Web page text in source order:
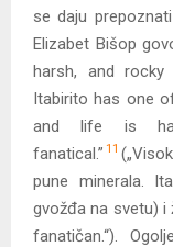
se daju
Elizabet Bišop
harsh, and
Itabirito has one
and life is
fanatical.” 11
pune minerala.
gvožđa na svetu) i
fanatičan.“).